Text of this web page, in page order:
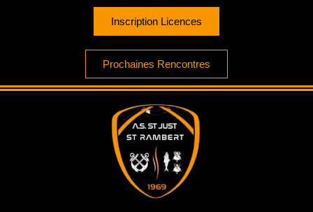
Inscription Licences
Prochaines Rencontres